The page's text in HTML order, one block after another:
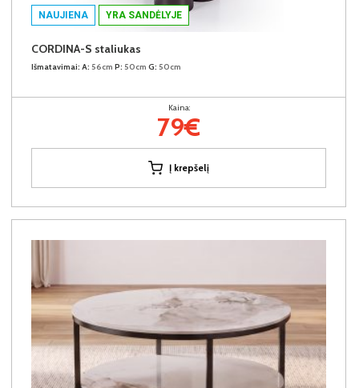
NAUJIENA YRA SANDĖLYJE
CORDINA-S staliukas
Išmatavimai: A: 56cm P: 50cm G: 50cm
Kaina:
79€
Į krepšelį